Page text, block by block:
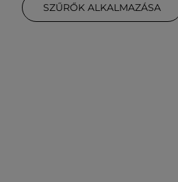
SZŰRŐK ALKALMAZÁSA